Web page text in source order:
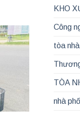
KHO
Công
tòa
TÒA
nhà